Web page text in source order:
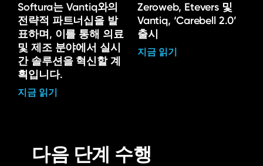
Softura는 Vantiq와의
전략적 파트너십을 발
표하며, 이를 통해 의료
및 제조 분야에서 실시
간 솔루션을 혁신할 계
획입니다.
지금 읽기
Zeroweb, Etevers 및
Vantiq, ‘Carebell 2.0’
출시
지금 읽기
다음 단계 수행